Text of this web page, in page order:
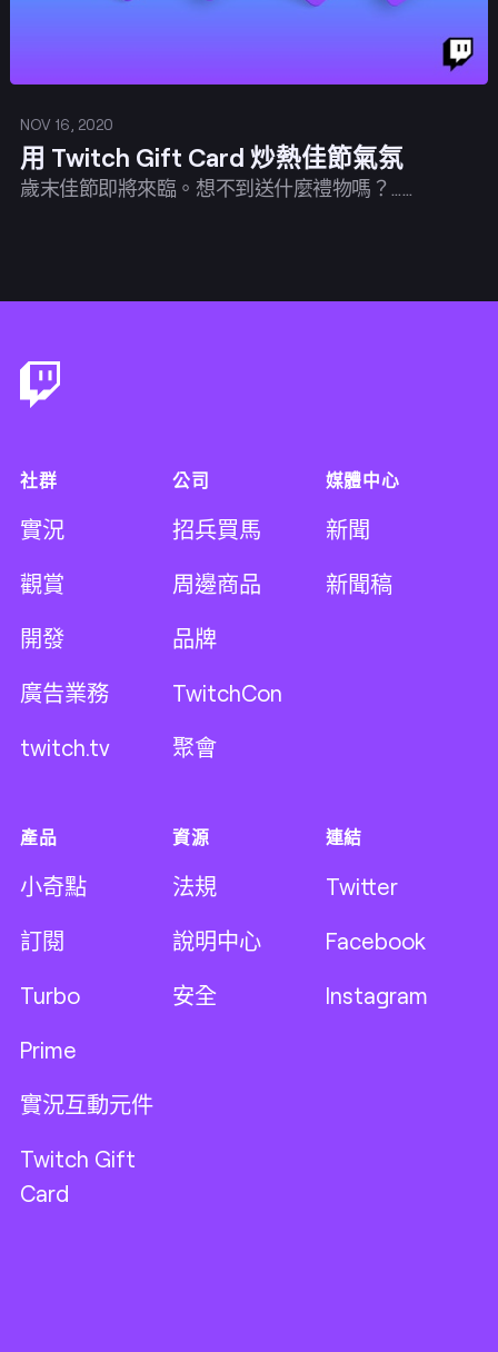
NOV 16, 2020
用 Twitch Gift Card 炒熱佳節氣氛
歲末佳節即將來臨。想不到送什麼禮物嗎？……
社群
實況
觀賞
開發
廣告業務
twitch.tv
公司
招兵買馬
周邊商品
品牌
TwitchCon
聚會
媒體中心
新聞
新聞稿
產品
小奇點
訂閱
Turbo
Prime
實況互動元件
Twitch Gift
Card
資源
法規
說明中心
安全
連結
Twitter
Facebook
Instagram